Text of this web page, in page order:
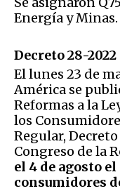
Energía y Minas.
Decreto 28-2022
El lunes 23 de
América se
Reformas a la
los
Regular,
Congreso de la
el 4 de agosto
consumidores